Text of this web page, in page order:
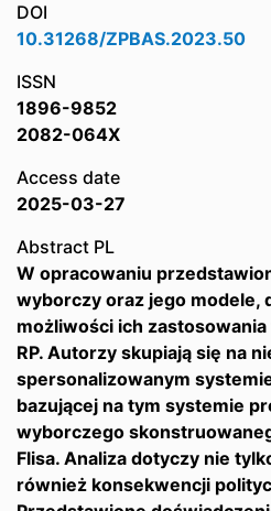
DOI
10.31268/ZPBAS.2023.50
ISSN
1896-9852
2082-064X
Access date
2025-03-27
Abstract PL
W opracowaniu
wyborczy oraz jego modele,
możliwości ich
RP. Autorzy skupiają się na
spersonalizowanym
bazującej na tym systemie
wyborczego
Flisa. Analiza dotyczy nie
również konsekwencji